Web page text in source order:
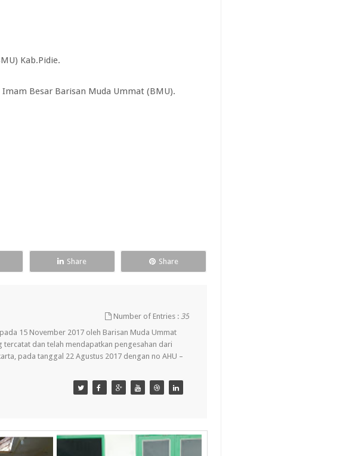
Kab.Pidie.
Imam Besar Barisan Muda Ummat (BMU).
Share Share
Number of Entries : 35
15 November 2017 oleh Barisan Muda Ummat
tercatat dan telah mendapatkan pengesahan dari
pada tanggal 22 Agustus 2017 dengan no AHU –